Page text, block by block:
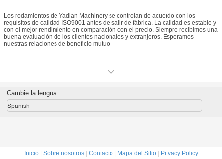
rotación de precisión, la mesa de rotación del centro de mecanizado, las
articulaciones y la rotación de robots industriales, las piezas de rotación de
manipuladores, calculadoras, equipos de fabricación de circuitos integrados,
máquinas herramienta CNC, la industria de la automatización, motores de
accionamiento directo, instrumentos de precisión, radares, equipos médicos,
impresión, industrias textiles, etc. Reemplazan a los importados.
Los rodamientos de Yadian Machinery se controlan de acuerdo con los
requisitos de calidad ISO9001 antes de salir de fábrica. La calidad es estable y
con el mejor rendimiento en comparación con el precio. Siempre recibimos una
buena evaluación de los clientes nacionales y extranjeros. Esperamos
nuestras relaciones de beneficio mutuo.
Cambie la lengua
Spanish
Inicio| Sobre nosotros| Contacto| Mapa del Sitio| Privacy Policy